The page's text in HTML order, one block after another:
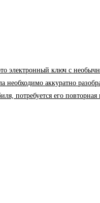
электронный ключ с
необходимо аккуратно
потребуется его